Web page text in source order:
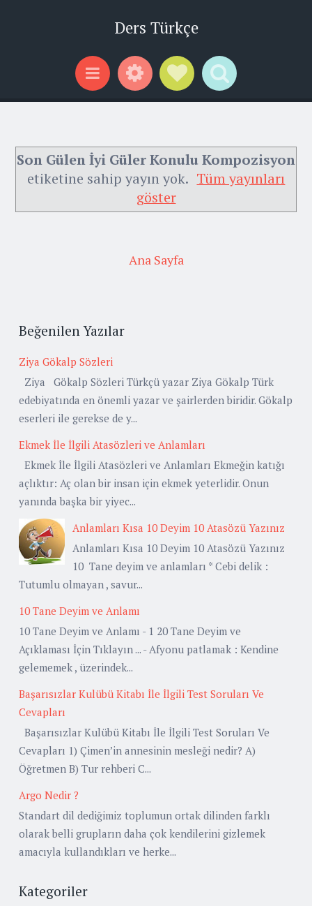
Ders Türkçe
Menu WidgetsSocial Links
Search
Son Gülen İyi Güler Konulu Kompozisyon
etiketine sahip yayın yok. Tüm yayınları
göster
Ana Sayfa
Beğenilen Yazılar
Ziya Gökalp Sözleri
Ziya Gökalp Sözleri Türkçü yazar Ziya Gökalp Türk
edebiyatında en önemli yazar ve şairlerden biridir. Gökalp
eserleri ile gerekse de y...
Ekmek İle İlgili Atasözleri ve Anlamları
Ekmek İle İlgili Atasözleri ve Anlamları Ekmeğin katığı
açlıktır: Aç olan bir insan için ekmek yeterlidir. Onun
yanında başka bir yiyec...
Anlamları Kısa 10 Deyim 10 Atasözü Yazınız
Anlamları Kısa 10 Deyim 10 Atasözü Yazınız
10 Tane deyim ve anlamları * Cebi delik :
Tutumlu olmayan , savur...
10 Tane Deyim ve Anlamı
10 Tane Deyim ve Anlamı - 1 20 Tane Deyim ve
Açıklaması İçin Tıklayın ... - Afyonu patlamak : Kendine
gelememek , üzerindek...
Başarısızlar Kulübü Kitabı İle İlgili Test Soruları Ve
Cevapları
Başarısızlar Kulübü Kitabı İle İlgili Test Soruları Ve
Cevapları 1) Çimen’in annesinin mesleği nedir? A)
Öğretmen B) Tur rehberi C...
Argo Nedir ?
Standart dil dediğimiz toplumun ortak dilinden farklı
olarak belli grupların daha çok kendilerini gizlemek
amacıyla kullandıkları ve herke...
Kategoriler